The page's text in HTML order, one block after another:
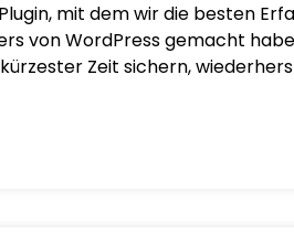
mit dem wir die besten
von WordPress gemacht
Zeit sichern,